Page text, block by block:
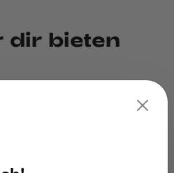
dir bieten
Beträge kannst du